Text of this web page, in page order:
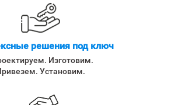
решения под ключ
Изготовим.
Установим.